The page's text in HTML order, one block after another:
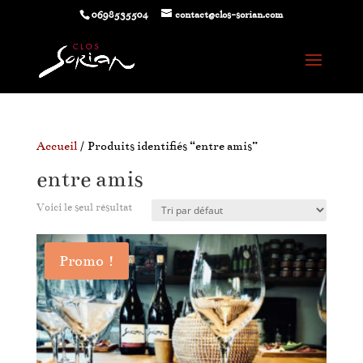
0698535504 contact@clos-sorian.com
Accueil/ Produits identifiés “entre amis”
entre amis
Voici le seul résultat
Promo !